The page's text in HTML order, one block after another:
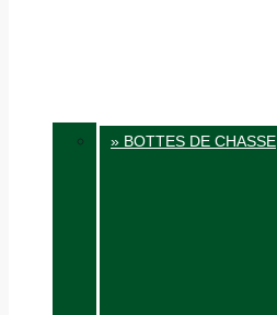
» BOTTES DE CHASSE